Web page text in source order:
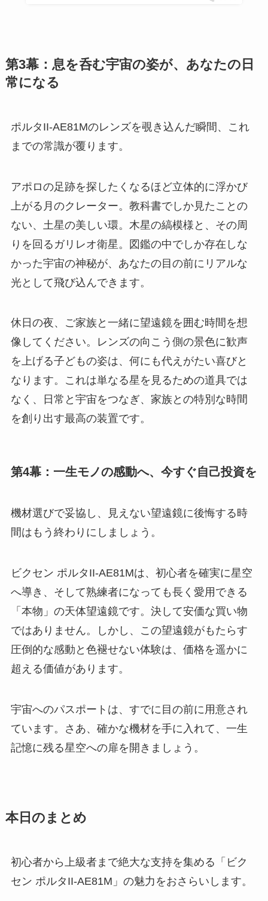
第3幕：息を呑む宇宙の姿が、あなたの日
常になる
ポルタII-AE81Mのレンズを覗き込んだ瞬間、これ
までの常識が覆ります。
アポロの足跡を探したくなるほど立体的に浮かび
上がる月のクレーター。教科書でしか見たことの
ない、土星の美しい環。木星の縞模様と、その周
りを回るガリレオ衛星。図鑑の中でしか存在しな
かった宇宙の神秘が、あなたの目の前にリアルな
光として飛び込んできます。
休日の夜、ご家族と一緒に望遠鏡を囲む時間を想
像してください。レンズの向こう側の景色に歓声
を上げる子どもの姿は、何にも代えがたい喜びと
なります。これは単なる星を見るための道具では
なく、日常と宇宙をつなぎ、家族との特別な時間
を創り出す最高の装置です。
第4幕：一生モノの感動へ、今すぐ自己投資を
機材選びで妥協し、見えない望遠鏡に後悔する時
間はもう終わりにしましょう。
ビクセン ポルタII-AE81Mは、初心者を確実に星空
へ導き、そして熟練者になっても長く愛用できる
「本物」の天体望遠鏡です。決して安価な買い物
ではありません。しかし、この望遠鏡がもたらす
圧倒的な感動と色褪せない体験は、価格を遥かに
超える価値があります。
宇宙へのパスポートは、すでに目の前に用意され
ています。さあ、確かな機材を手に入れて、一生
記憶に残る星空への扉を開きましょう。
本日のまとめ
初心者から上級者まで絶大な支持を集める「ビク
セン ポルタII-AE81M」の魅力をおさらいします。